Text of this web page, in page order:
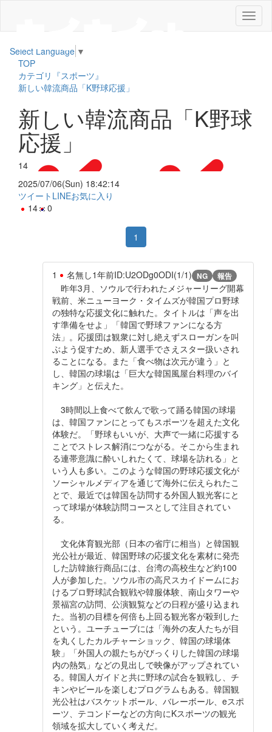
メ
ニ
Select Language ▼
TOP
カテゴリ『スポーツ』
新しい韓流商品「K野球応援」
新しい韓流商品「K野球
応援」
14
2025/07/06(Sun) 18:42:14
ツイート LINEお気に入り
14
0
1
1 名無し1年前ID:U2ODg0ODI(1/1) NG 報告
昨年3月、ソウルで行われたメジャーリーグ開幕
戦前、米ニューヨーク・タイムズが韓国プロ野球
の独特な応援文化に触れた。タイトルは「声を出
す準備をせよ」「韓国で野球ファンになる方
法」。応援団は観衆に対し絶えずスローガンを叫
ぶよう促すため、新人選手でさえスター扱いされ
ることになる。また「食べ物は次元が違う」と
し、韓国の球場は「巨大な韓国風屋台料理のバイ
キング」と伝えた。
3時間以上食べて飲んで歌って踊る韓国の球場
は、韓国ファンにとってもスポーツを超えた文化
体験だ。「野球もいいが、大声で一緒に応援する
ことでストレス解消につながる。そこから生まれ
る連帯意識に酔いしれたくて、球場を訪れる」と
いう人も多い。このような韓国の野球応援文化が
ソーシャルメディアを通じて海外に伝えられたこ
とで、最近では韓国を訪問する外国人観光客にと
って球場が体験訪問コースとして注目されてい
る。
文化体育観光部（日本の省庁に相当）と韓国観
光公社が最近、韓国野球の応援文化を素材に発売
した訪韓旅行商品には、台湾の高校生など約100
人が参加した。ソウル市の高尺スカイドームにお
けるプロ野球試合観戦や韓服体験、南山タワーや
景福宮の訪問、公演観覧などの日程が盛り込まれ
た。当初の目標を何倍も上回る観光客が殺到した
という。ユーチューブには「海外の友人たちが目
を丸くしたカルチャーショック、韓国の球場体
験」「外国人の親たちがびっくりした韓国の球場
内の熱気」などの見出しで映像がアップされてい
る。韓国人ガイドと共に野球の試合を観戦し、チ
キンやビールを楽しむプログラムもある。韓国観
光公社はバスケットボール、バレーボール、eスポ
ーツ、テコンドーなどの方向にKスポーツの観光
領域を拡大していく考えだ。